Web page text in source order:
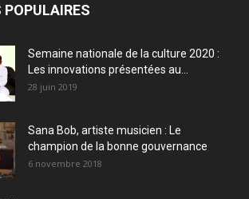
Semaine nationale de la culture 2020 :
Les innovations présentées au...
28 juin 2019
Sana Bob, artiste musicien : Le
champion de la bonne gouvernance
6 novembre 2018